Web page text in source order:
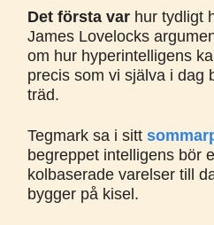
Det första var hur tydligt
James Lovelocks
om hur hyperintelligens
precis som vi själva i dag
träd.
Tegmark sa i sitt
begreppet intelligens bör
kolbaserade varelser till
bygger på kisel.